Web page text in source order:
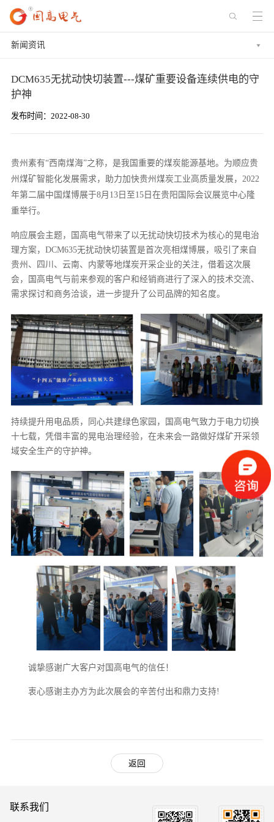
新闻资讯
DCM635无扰动快切装置---煤矿重要设备连续供电的守
护神
发布时间：2022-08-30
贵州素有“西南煤海”之称，是我国重要的煤炭能源基地。为顺应贵
州煤矿智能化发展需求，助力加快贵州煤炭工业高质量发展，2022
年第二届中国煤博展于8月13日至15日在贵阳国际会议展览中心隆
重举行。
响应展会主题，国高电气带来了以无扰动快切技术为核心的晃电治
理方案，DCM635无扰动快切装置是首次亮相煤博展，吸引了来自
贵州、四川、云南、内蒙等地煤炭开采企业的关注，借着这次展
会，国高电气与前来参观的客户和经销商进行了深入的技术交流、
需求探讨和商务洽谈，进一步提升了公司品牌的知名度。
持续提升用电品质，同心共建绿色家园，国高电气致力于电力切换
十七载，凭借丰富的晃电治理经验，在未来会一路做好煤矿开采领
域安全生产的守护神。
诚挚感谢广大客户对国高电气的信任！
衷心感谢主办方为此次展会的辛苦付出和鼎力支持!
返回
联系我们